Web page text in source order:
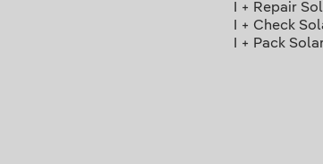
I + Repair
I + Check
I + Pack